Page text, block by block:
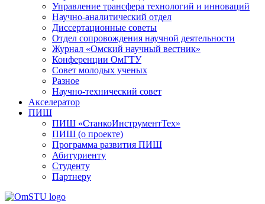
Управление трансфера технологий и инноваций
Научно-аналитический отдел
Диссертационные советы
Отдел сопровождения научной деятельности
Журнал «Омский научный вестник»
Конференции ОмГТУ
Совет молодых ученых
Разное
Научно-технический совет
Акселератор
ПИШ
ПИШ «СтанкоИнструментТех»
ПИШ (о проекте)
Программа развития ПИШ
Абитуриенту
Студенту
Партнеру